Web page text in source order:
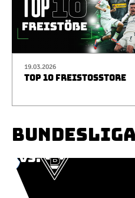
19.03.2026
TOP 10 FREISTOSSTORE